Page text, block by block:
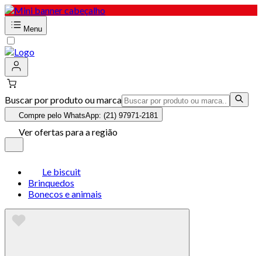
Menu
Buscar por produto ou marca
Compre pelo WhatsApp: (21) 97971-2181
Ver ofertas para a região
Le biscuit
Brinquedos
Bonecos e animais